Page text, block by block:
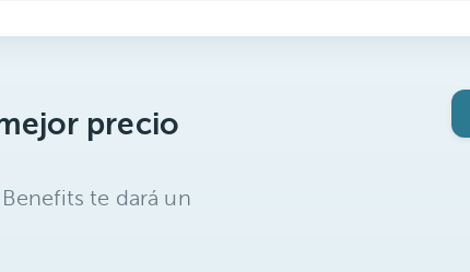
precio
te dará un